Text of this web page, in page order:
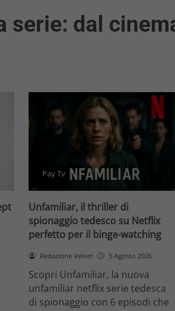
serie: dal
Pay Tv
Unfamiliar, il thriller di
spionaggio tedesco su Netflix
perfetto per il binge-watching
Redazione Velvet 5 Agosto 2026
Scopri Unfamiliar, la nuova
unfamiliar netflix serie tedesca
di spionaggio con 6 episodi che